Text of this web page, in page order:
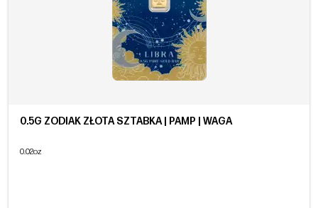
0.5G ZODIAK ZŁOTA SZTABKA | PAMP | WAGA
0.02oz